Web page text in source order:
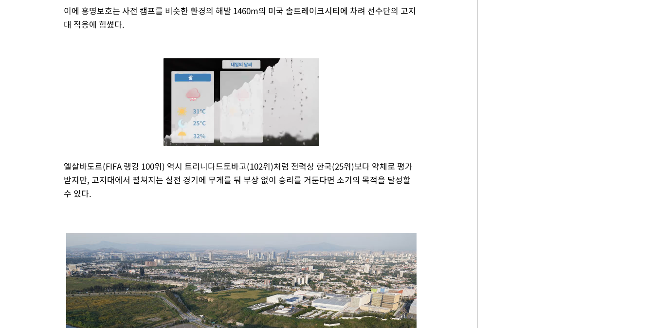
이에 홍명보호는 사전 캠프를 비슷한 환경의 해발 1460m의 미국 솔트레이크시티에 차려 선수단의 고지
대 적응에 힘썼다.
Mute
엘살바도르(FIFA 랭킹 100위) 역시 트리니다드토바고(102위)처럼 전력상 한국(25위)보다 약체로 평가
받지만, 고지대에서 펼쳐지는 실전 경기에 무게를 둬 부상 없이 승리를 거둔다면 소기의 목적을 달성할
수 있다.